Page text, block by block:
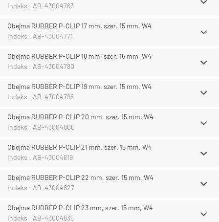
Indeks : AB-43004763
Obejma RUBBER P-CLIP 17 mm, szer. 15 mm, W4
Indeks : AB-43004771
Obejma RUBBER P-CLIP 18 mm, szer. 15 mm, W4
Indeks : AB-43004780
Obejma RUBBER P-CLIP 19 mm, szer. 15 mm, W4
Indeks : AB-43004798
Obejma RUBBER P-CLIP 20 mm, szer. 15 mm, W4
Indeks : AB-43004800
Obejma RUBBER P-CLIP 21 mm, szer. 15 mm, W4
Indeks : AB-43004819
Obejma RUBBER P-CLIP 22 mm, szer. 15 mm, W4
Indeks : AB-43004827
Obejma RUBBER P-CLIP 23 mm, szer. 15 mm, W4
Indeks : AB-43004835